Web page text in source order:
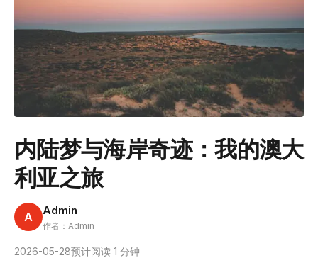
内陆梦与海岸奇迹：我的澳大
利亚之旅
A Admin
作者：Admin
2026-05-28预计阅读 1 分钟